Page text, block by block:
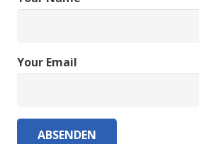
Your Email
ABSENDEN